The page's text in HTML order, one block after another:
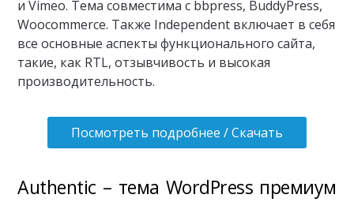
и Vimeo. Тема совместима с bbpress, BuddyPress,
Woocommerce. Также Independent включает в себя
все основные аспекты функционального сайта,
такие, как RTL, отзывчивость и высокая
производительность.
Посмотреть подробнее / Скачать
Authentic – тема WordPress премиум